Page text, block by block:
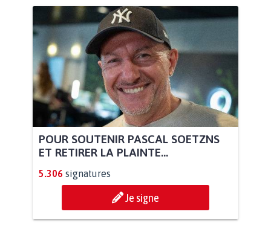
POUR SOUTENIR PASCAL SOETZNS
ET RETIRER LA PLAINTE...
5.306 signatures
Je signe